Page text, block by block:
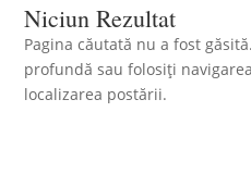
Niciun Rezultat
Pagina căutată nu a fost
profundă sau folosiți
localizarea postării.